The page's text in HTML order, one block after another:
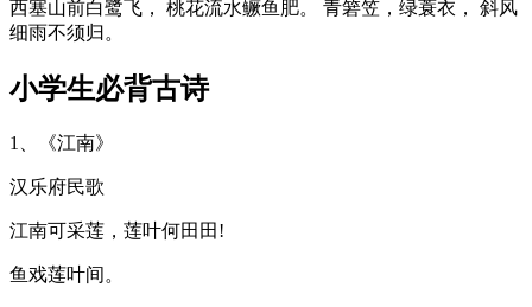
西塞山前白鹭飞， 桃花流水鳜鱼肥。 青箬笠，绿蓑衣， 斜风
细雨不须归。
小学生必背古诗
1、《江南》
汉乐府民歌
江南可采莲，莲叶何田田!
鱼戏莲叶间。